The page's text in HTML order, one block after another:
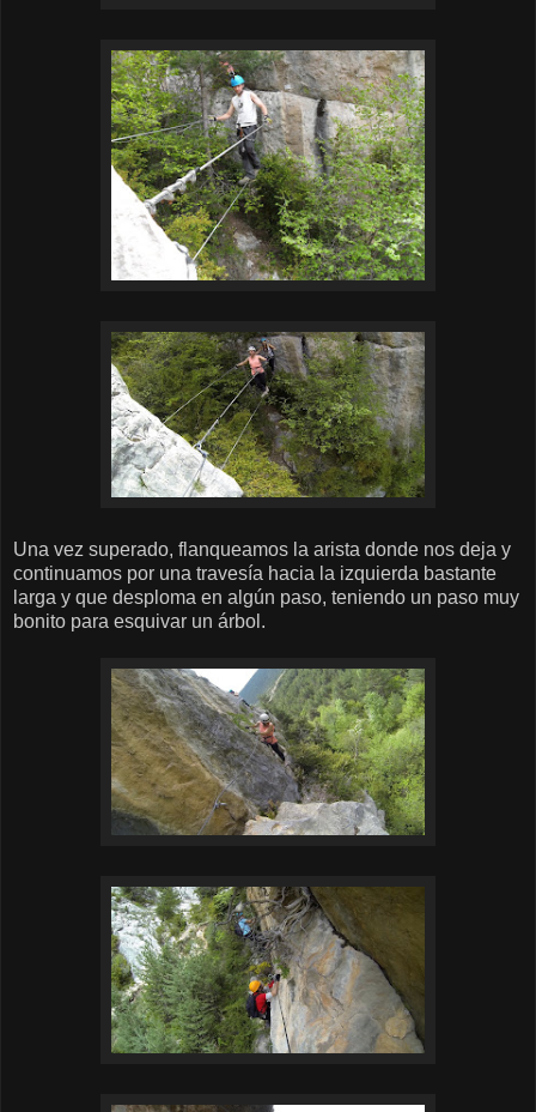
Una vez superado, flanqueamos la arista donde nos deja y
continuamos por una travesía hacia la izquierda bastante
larga y que desploma en algún paso, teniendo un paso muy
bonito para esquivar un árbol.